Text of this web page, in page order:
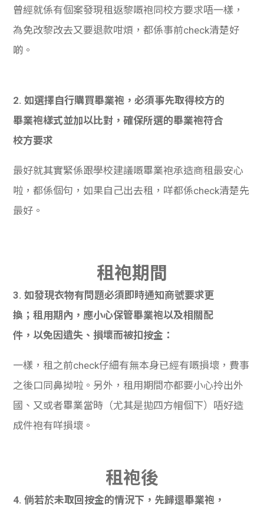
曾經就係有個案發現租返黎嘅袍同校方要求唔一樣，
為免改黎改去又要退款咁煩，都係事前check清楚好
啲 。
2. 如選擇自行購買畢業袍，必須事先取得校方的
畢業袍樣式並加以比對，確保所選的畢業袍符合
校方要求
最好就其實緊係跟學校建議嘅畢業袍承造商租最安心
啦，都係個句，如果自己出去租，咩都係check清楚先
最好。
租袍期間
3. 如發現衣物有問題必須即時通知商號要求更
換；租用期內，應小心保管畢業袍以及相關配
件，以免因遺失、損壞而被扣按金：
一樣，租之前check仔細有無本身已經有嘅損壞，費事
之後口同鼻拗啦。另外，租用期間亦都要小心拎出外
國、又或者畢業當時（尤其是拋四方帽個下）唔好造
成件袍有咩損壞。
租袍後
4. 倘若於未取回按金的情況下，先歸還畢業袍，